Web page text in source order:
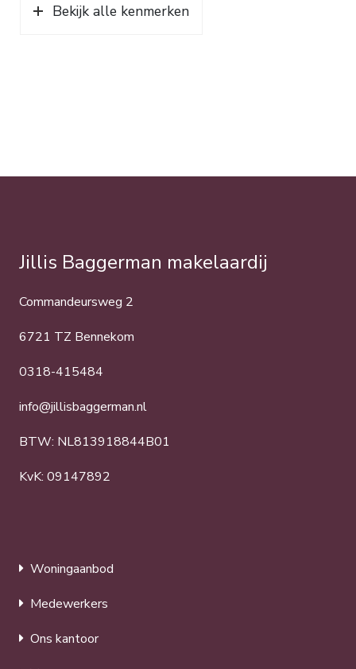
Bekijk alle kenmerken
Jillis Baggerman makelaardij
Commandeursweg 2
6721 TZ Bennekom
0318-415484
info@jillisbaggerman.nl
BTW: NL813918844B01
KvK: 09147892
Woningaanbod
Medewerkers
Ons kantoor